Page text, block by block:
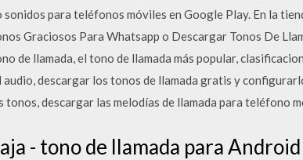
para teléfonos móviles en Google Play. En la
Graciosos Para Whatsapp o Descargar Tonos De
de llamada, el tono de llamada más popular,
descargar los tonos de llamada gratis y
descargar las melodías de llamada para teléfono
- tono de llamada para